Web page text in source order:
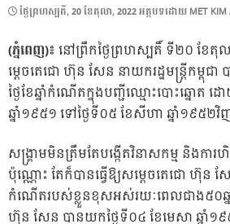
POSTED
ថ្ងៃ​ព្រហស្បតិ៍, 20 ខែ​តុលា, 2022អត្ថបទដោយ MET KIM
(ភ្នំពេញ)៖នៅព្រឹកថ្ងៃព្រហស្បតិ៍ ទី២០ ខែតុ
ម្តេចតេជោ ហ៊ុន សែន នាយករដ្ឋមន្ត្រីកម្ពុជា
ថ្ងៃខែឆ្នាំកំណើតក្នុងបញ្ជីឈ្មោះបោះឆ្នោត ដ
ឆ្នាំ១៩៥១ ទៅថ្ងៃទី០៥ ខែសីហា ឆ្នាំ១៩៥២
សង្គ្រាមមិនត្រឹមតែបង្កើតវិនាសកម្ម និងកា
ប៉ុណ្ណោះ តែក៏បានធ្វើឱ្យសម្តេចតេជោ ហ៊ុន សែន
កំណើតរបស់ខ្លួនខុសអស់រយៈពេលជាង៥០ឆ្ន
ហ៊ុន សែន បានយកថ្ងៃទី០៤ ខែមេសា ឆ្នាំ១៩៥